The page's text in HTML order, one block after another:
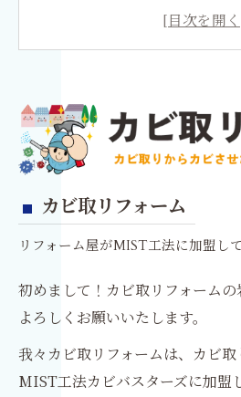
カビ取り・カビ対策専
カビ取リフォーム
リフォーム屋がMIST工法に加盟して
初めまして！カビ取リフォーム
よろしくお願いいたします。
我々カビ取リフォームは、カビ
MIST工法カビバスターズに加盟